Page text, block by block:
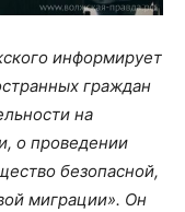
информирует
граждан
на
о проведении
безопасной,
миграции». Он